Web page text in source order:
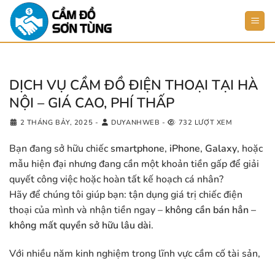
qua
DỊCH VỤ CẦM ĐỒ ĐIỆN THOẠI TẠI HÀ
NỘI – GIÁ CAO, PHÍ THẤP
2 THÁNG BẢY, 2025 - DUYANHWEB - 732 LƯỢT XEM
Bạn đang sở hữu chiếcsmartphone, iPhone, Galaxy, hoặc
mẫu hiện đại nhưng đang cần một khoản tiền gấp để giải
quyết công việc hoặc hoàn tất kế hoạch cá nhân?
Hãy để chúng tôi giúp bạn: tận dụng giá trị chiếc điện
thoại của mình và nhận tiền ngay – không cần bán hẳn –
không mất quyền sở hữu lâu dài.
Với nhiều năm kinh nghiệm trong lĩnh vực cầm cố tài sản,